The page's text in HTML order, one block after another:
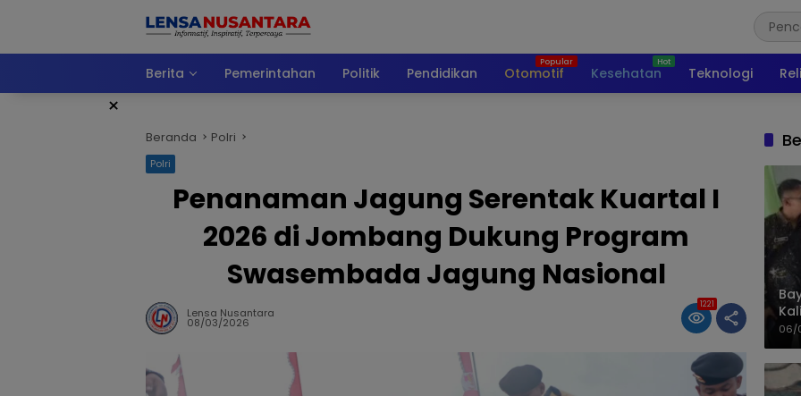
Berita
Pemerintahan Politik Pendidikan Otomotif Kesehatan Teknologi
×
Beranda Polri
Polri
Penanaman Jagung Serentak Kuartal I
2026 di Jombang Dukung Program
Swasembada Jagung Nasional
Lensa Nusantara
08/03/2026
1221
06/